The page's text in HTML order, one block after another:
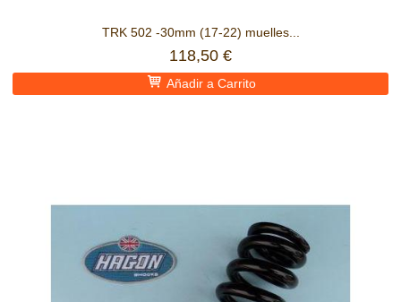
TRK 502 -30mm (17-22) muelles...
118,50 €
Añadir a Carrito